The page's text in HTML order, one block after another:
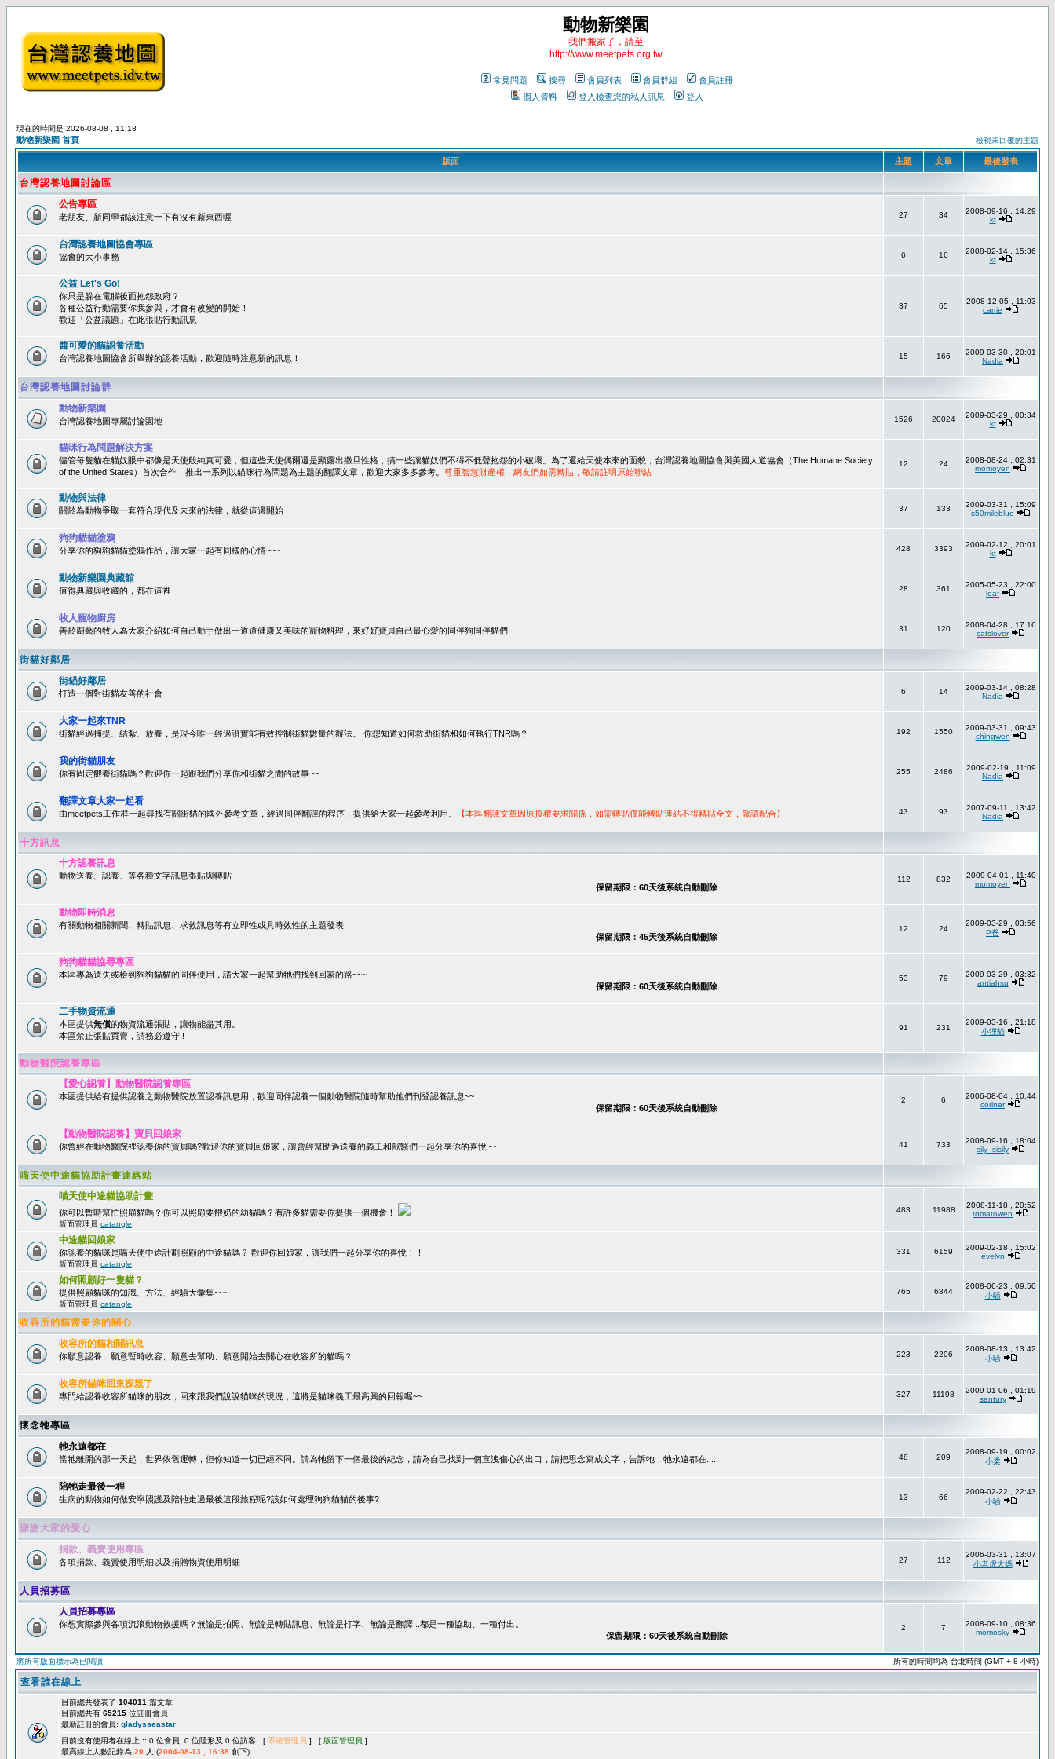
動物新樂園
我們搬家了，請至
http://www.meetpets.org.tw
常見問題 搜尋 會員列表 會員群組
會員註冊
個人資料
登入檢查您的私人訊息 登入
現在的時間是 2026-08-08 , 11:18
動物新樂園 首頁 檢視未回覆的主題
版面 主題 文章 最後發表
台灣認養地圖討論區
公告專區
老朋友、新同學都該注意一下有沒有新東西喔 27 34
2008-09-16 , 14:29
kt
台灣認養地圖協會專區
協會的大小事務 6 16
2008-02-14 , 15:36
kt
公益 Let's Go!
你只是躲在電腦後面抱怨政府？
各種公益行動需要你我參與，才會有改變的開始！
歡迎「公益議題」在此張貼行動訊息
37 65
2008-12-05 , 11:03
carrie
醬可愛的貓認養活動
台灣認養地圖協會所舉辦的認養活動，歡迎隨時注意新的訊息！ 15 166
2009-03-30 , 20:01
Nadia
台灣認養地圖討論群
動物新樂園
台灣認養地圖專屬討論園地 1526 20024
2009-03-29 , 00:34
kt
貓咪行為問題解決方案
儘管每隻貓在貓奴眼中都像是天使般純真可愛，但這些天使偶爾還是顯露出撒旦性格，搞一些讓貓奴們不得不低聲抱怨的小破壞。為了還給天使本來的面貌，台灣認養地圖協會與美國人道協會（The Humane Society
of the United States）首次合作，推出一系列以貓咪行為問題為主題的翻譯文章，歡迎大家多多參考。 尊重智慧財產權，網友們如需轉貼，敬請註明原始聯結
12 24
2008-08-24 , 02:31
momoyen
動物與法律
關於為動物爭取一套符合現代及未來的法律，就從這邊開始 37 133
2009-03-31 , 15:09
s50mileblue
狗狗貓貓塗鴉
分享你的狗狗貓貓塗鴉作品，讓大家一起有同樣的心情~~~ 428 3393
2009-02-12 , 20:01
kt
動物新樂園典藏館
值得典藏與收藏的，都在這裡 28 361
2005-05-23 , 22:00
leaf
牧人寵物廚房
善於廚藝的牧人為大家介紹如何自己動手做出一道道健康又美味的寵物料理，來好好寶貝自己最心愛的同伴狗同伴貓們 31 120
2008-04-28 , 17:16
catslover
街貓好鄰居
街貓好鄰居
打造一個對街貓友善的社會 6 14
2009-03-14 , 08:28
Nadia
大家一起來TNR
街貓經過捕捉、結紮、放養，是現今唯一經過證實能有效控制街貓數量的辦法。 你想知道如何救助街貓和如何執行TNR嗎？ 192 1550
2009-03-31 , 09:43
chingwen
我的街貓朋友
你有固定餵養街貓嗎？歡迎你一起跟我們分享你和街貓之間的故事~~ 255 2486
2009-02-19 , 11:09
Nadia
翻譯文章大家一起看
由meetpets工作群一起尋找有關街貓的國外參考文章，經過同伴翻譯的程序，提供給大家一起參考利用。 【本區翻譯文章因原授權要求關係，如需轉貼僅能轉貼連結不得轉貼全文，敬請配合】 43 93
2007-09-11 , 13:42
Nadia
十方訊息
十方認養訊息
動物送養、認養、等各種文字訊息張貼與轉貼
保留期限：60天後系統自動刪除
112 832
2009-04-01 , 11:40
momoyen
動物即時消息
有關動物相關新聞、轉貼訊息、求救訊息等有立即性或具時效性的主題發表
保留期限：45天後系統自動刪除
12 24
2009-03-29 , 03:56
P爸
狗狗貓貓協尋專區
本區專為遺失或檢到狗狗貓貓的同伴使用，請大家一起幫助牠們找到回家的路~~~
保留期限：60天後系統自動刪除
53 79
2009-03-29 , 03:32
antiahsu
二手物資流通
本區提供無償的物資流通張貼，讓物能盡其用。
本區禁止張貼買賣，請務必遵守!!
91 231
2009-03-16 , 21:18
小狸貓
動物醫院認養專區
【愛心認養】動物醫院認養專區
本區提供給有提供認養之動物醫院放置認養訊息用，歡迎同伴認養一個動物醫院隨時幫助他們刊登認養訊息~~
保留期限：60天後系統自動刪除
2 6
2006-08-04 , 10:44
coriner
【動物醫院認養】寶貝回娘家
你曾經在動物醫院裡認養你的寶貝嗎?歡迎你的寶貝回娘家，讓曾經幫助過送養的義工和獸醫們一起分享你的喜悅~~ 41 733
2008-09-16 , 18:04
sily_sisily
喵天使中途貓協助計畫連絡站
喵天使中途貓協助計畫
你可以暫時幫忙照顧貓嗎？你可以照顧要餵奶的幼貓嗎？有許多貓需要你提供一個機會！
版面管理員 catangle
483 11988
2008-11-18 , 20:52
tomatowen
中途貓回娘家
你認養的貓咪是喵天使中途計劃照顧的中途貓嗎？ 歡迎你回娘家，讓我們一起分享你的喜悅！！
版面管理員 catangle
331 6159
2009-02-18 , 15:02
evelyn
如何照顧好一隻貓？
提供照顧貓咪的知識、方法、經驗大彙集~~~
版面管理員 catangle
765 6844
2008-06-23 , 09:50
小騷
收容所的貓需要你的關心
收容所的貓相關訊息
你願意認養、願意暫時收容、願意去幫助、願意開始去關心在收容所的貓嗎？ 223 2206
2008-08-13 , 13:42
小騷
收容所貓咪回來探親了
專門給認養收容所貓咪的朋友，回來跟我們說說貓咪的現況，這將是貓咪義工最高興的回報喔~~ 327 11198
2009-01-06 , 01:19
santury
懷念牠專區
牠永遠都在
當牠離開的那一天起，世界依舊運轉，但你知道一切已經不同。請為牠留下一個最後的紀念，請為自己找到一個宣洩傷心的出口，請把思念寫成文字，告訴牠，牠永遠都在..... 48 209
2008-09-19 , 00:02
小柔
陪牠走最後一程
生病的動物如何做安寧照護及陪牠走過最後這段旅程呢?該如何處理狗狗貓貓的後事? 13 66
2009-02-22 , 22:43
小騷
謝謝大家的愛心
捐款、義賣使用專區
各項捐款、義賣使用明細以及捐贈物資使用明細 27 112
2006-03-31 , 13:07
小老虎大媽
人員招募區
人員招募專區
你想實際參與各項流浪動物救援嗎？無論是拍照、無論是轉貼訊息、無論是打字、無論是翻譯...都是一種協助、一種付出。
保留期限：60天後系統自動刪除
2 7
2008-09-10 , 08:36
momosky
將所有版面標示為已閱讀 所有的時間均為 台北時間 (GMT + 8 小時)
查看誰在線上
目前總共發表了 104011 篇文章
目前總共有 65215 位註冊會員
最新註冊的會員: gladysseastar
目前沒有使用者在線上 :: 0 位會員, 0 位隱形及 0 位訪客 [ 系統管理員 ] [ 版面管理員 ]
最高線上人數記錄為 20 人 (2004-08-13 , 16:38 創下)